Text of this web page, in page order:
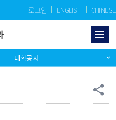
로그인 ENGLISH CHINESE
대학공지
공
share